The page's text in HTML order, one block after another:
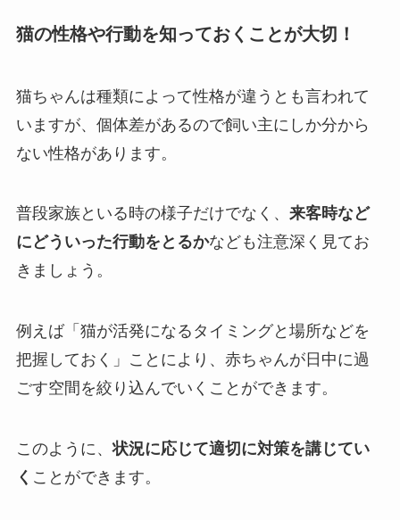
猫の性格や行動を知っておくことが大切！
猫ちゃんは種類によって性格が違うとも言われて
いますが、個体差があるので飼い主にしか分から
ない性格があります。
普段家族といる時の様子だけでなく、 来客時など
にどういった行動をとるかなども注意深く見てお
きましょう。
例えば「猫が活発になるタイミングと場所などを
把握しておく」ことにより、赤ちゃんが日中に過
ごす空間を絞り込んでいくことができます。
このように、状況に応じて適切に対策を講じてい
く ことができます。